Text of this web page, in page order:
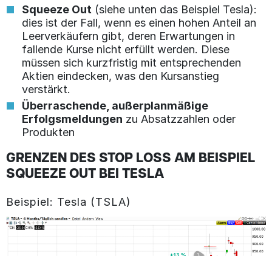
Squeeze Out (siehe unten das Beispiel Tesla):
dies ist der Fall, wenn es einen hohen Anteil an
Leerverkäufern gibt, deren Erwartungen in
fallende Kurse nicht erfüllt werden. Diese
müssen sich kurzfristig mit entsprechenden
Aktien eindecken, was den Kursanstieg
verstärkt.
Überraschende, außerplanmäßige
Erfolgsmeldungen zu Absatzzahlen oder
Produkten
GRENZEN DES STOP LOSS AM BEISPIEL
SQUEEZE OUT BEI TESLA
Beispiel: Tesla (TSLA)